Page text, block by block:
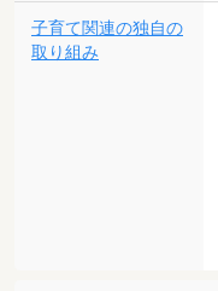
子育て関連の独自の
取り組み